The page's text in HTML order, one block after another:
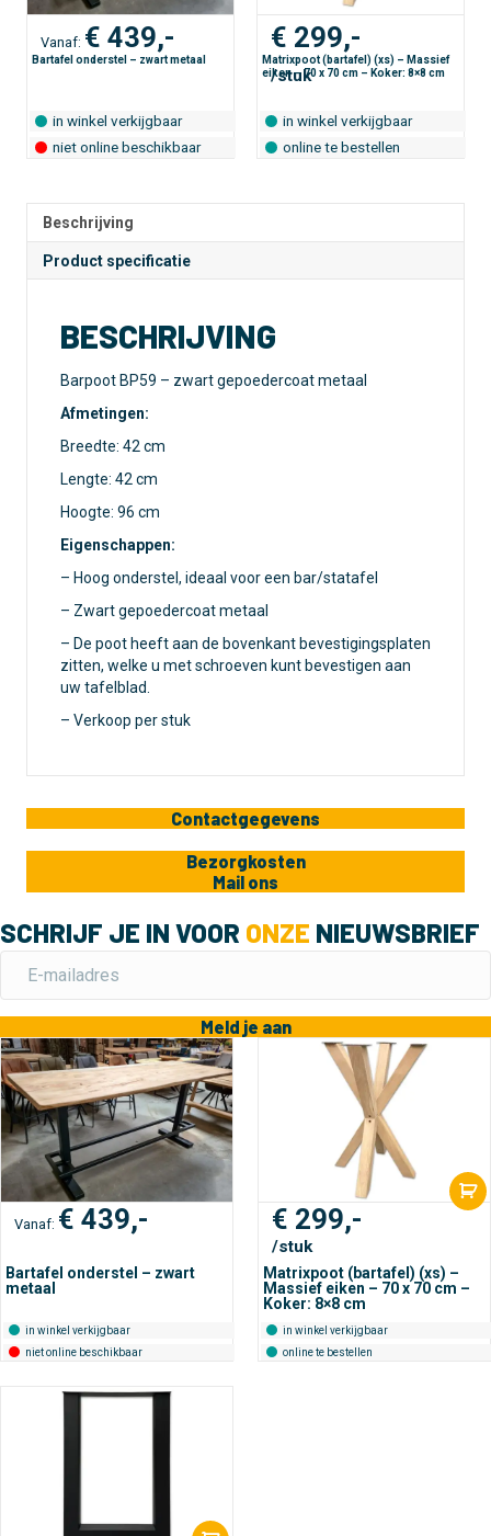
:
Vanaf: € 439,-
Bartafel onderstel – zwart metaal
in winkel verkijgbaar
niet online beschikbaar
€ 299,-
/stuk
Matrixpoot (bartafel) (xs) – Massief
eiken – 70 x 70 cm – Koker: 8×8 cm
in winkel verkijgbaar
online te bestellen
Beschrijving
Product specificatie
BESCHRIJVING
Barpoot BP59 – zwart gepoedercoat metaal
Afmetingen:
Breedte: 42 cm
Lengte: 42 cm
Hoogte: 96 cm
Eigenschappen:
– Hoog onderstel, ideaal voor een bar/statafel
– Zwart gepoedercoat metaal
– De poot heeft aan de bovenkant bevestigingsplaten
zitten, welke u met schroeven kunt bevestigen aan
uw tafelblad.
– Verkoop per stuk
Contactgegevens
Bezorgkosten
Mail ons
SCHRIJF JE IN VOOR ONZE NIEUWSBRIEF
Meld je aan
Vanaf: € 439,-
Bartafel onderstel – zwart
metaal
in winkel verkijgbaar
niet online beschikbaar
€ 299,-
/stuk
Matrixpoot (bartafel) (xs) –
Massief eiken – 70 x 70 cm –
Koker: 8×8 cm
in winkel verkijgbaar
online te bestellen